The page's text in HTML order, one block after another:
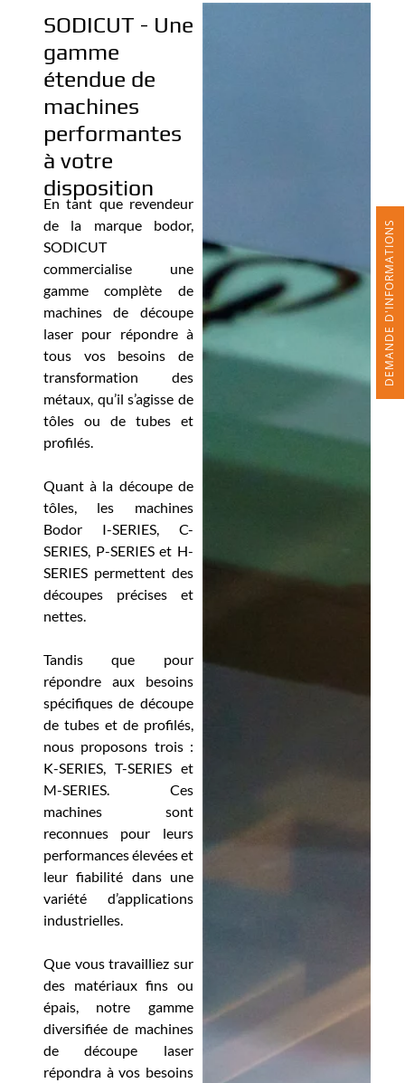
SODICUT - Une
gamme
étendue de
machines
performantes
à votre
disposition
En tant que revendeur
de la marque bodor,
SODICUT
commercialise une
gamme complète de
machines de découpe
laser pour répondre à
tous vos besoins de
transformation des
métaux, qu’il s’agisse de
tôles ou de tubes et
profilés.
Quant à la découpe de
tôles, les machines
Bodor I-SERIES, C-
SERIES, P-SERIES et H-
SERIES permettent des
découpes précises et
nettes.
Tandis que pour
répondre aux besoins
spécifiques de découpe
de tubes et de profilés,
nous proposons trois :
K-SERIES, T-SERIES et
M-SERIES. Ces
machines sont
reconnues pour leurs
performances élevées et
leur fiabilité dans une
variété d’applications
industrielles.
Que vous travailliez sur
des matériaux fins ou
épais, notre gamme
diversifiée de machines
de découpe laser
répondra à vos besoins
DEMANDE D'INFORMATIONS